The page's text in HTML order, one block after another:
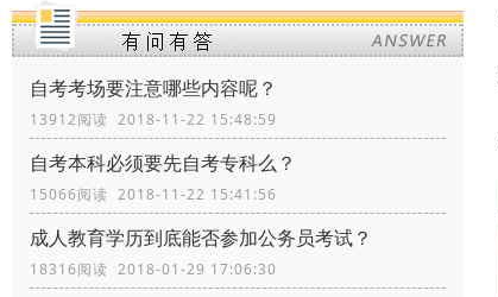
自考考场要注意哪些内容呢？
13912阅读 2018-11-22 15:48:59
自考本科必须要先自考专科么？
15066阅读 2018-11-22 15:41:56
成人教育学历到底能否参加公务员考试？
18316阅读 2018-01-29 17:06:30